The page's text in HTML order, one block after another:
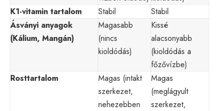
K1-vitamin tartalom
Stabil
Stabil
Ásványi anyagok
(Kálium, Mangán)
Magasabb
(nincs
kioldódás)
Kissé
alacsonyabb
(kioldódás a
főzővízbe)
Rosttartalom
Magas (intakt
szerkezet,
nehezebben
Magas
(meglágyult
szerkezet,